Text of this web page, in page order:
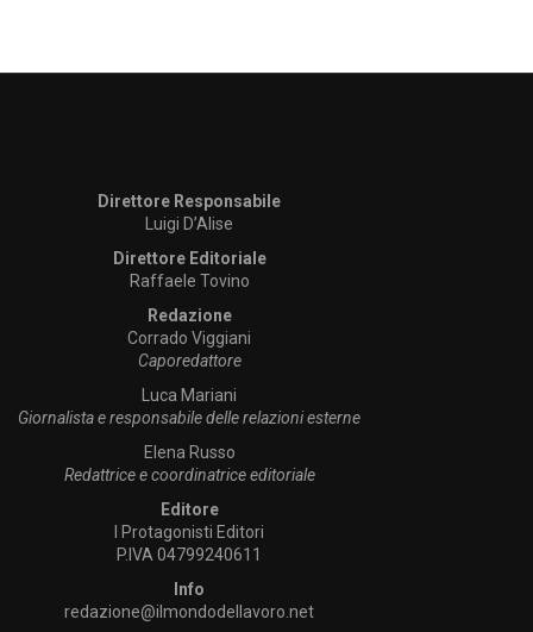
Direttore Responsabile
Luigi D’Alise
Direttore Editoriale
Raffaele Tovino
Redazione
Corrado Viggiani
Caporedattore
Luca Mariani
Giornalista e responsabile delle relazioni esterne
Elena Russo
Redattrice e coordinatrice editoriale
Editore
I Protagonisti Editori
P.IVA 04799240611
Info
redazione@ilmondodellavoro.net